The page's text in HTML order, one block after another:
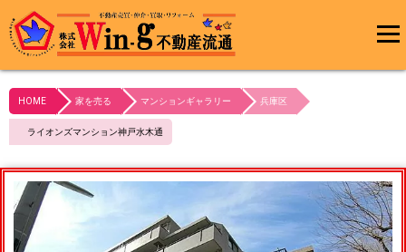
メインメ
最終更新日:2024/02/29
HOME 家を売る マンションギャラリー 兵庫区
ライオンズマンション神戸水木通